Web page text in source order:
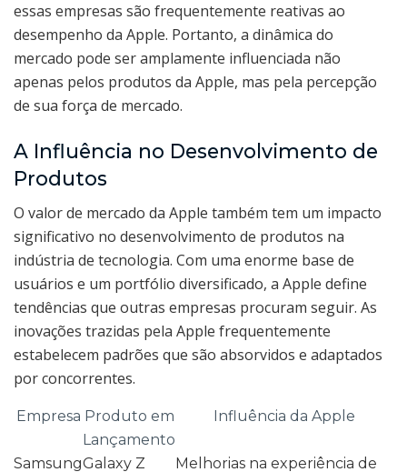
essas empresas são frequentemente reativas ao
desempenho da Apple. Portanto, a dinâmica do
mercado pode ser amplamente influenciada não
apenas pelos produtos da Apple, mas pela percepção
de sua força de mercado.
A Influência no Desenvolvimento de
Produtos
O valor de mercado da Apple também tem um impacto
significativo no desenvolvimento de produtos na
indústria de tecnologia. Com uma enorme base de
usuários e um portfólio diversificado, a Apple define
tendências que outras empresas procuram seguir. As
inovações trazidas pela Apple frequentemente
estabelecem padrões que são absorvidos e adaptados
por concorrentes.
Empresa Produto em
Lançamento
Influência da Apple
SamsungGalaxy Z Melhorias na experiência de